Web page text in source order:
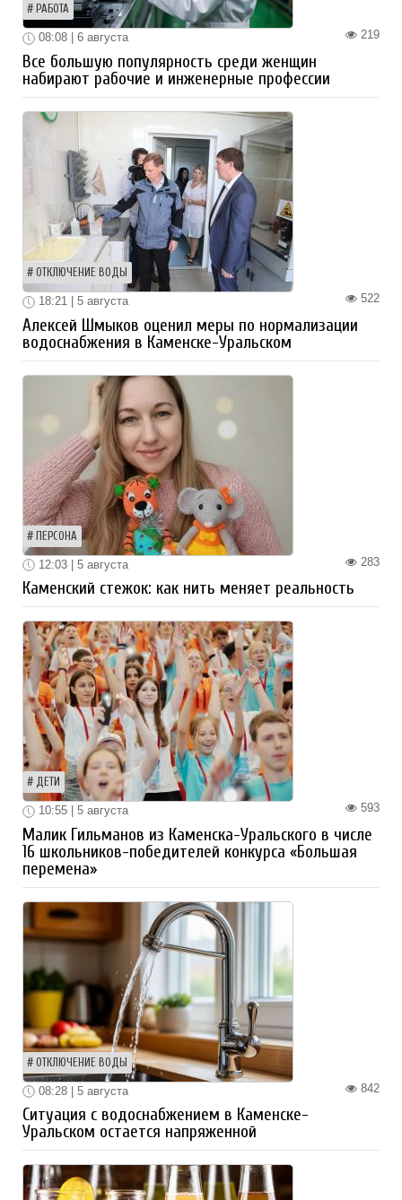
РАБОТА
219
08:08 | 6 августа
Все большую популярность среди женщин
набирают рабочие и инженерные профессии
ОТКЛЮЧЕНИЕ ВОДЫ
522
18:21 | 5 августа
Алексей Шмыков оценил меры по нормализации
водоснабжения в Каменске-Уральском
ПЕРСОНА
283
12:03 | 5 августа
Каменский стежок: как нить меняет реальность
ДЕТИ
593
10:55 | 5 августа
Малик Гильманов из Каменска-Уральского в числе
16 школьников-победителей конкурса «Большая
перемена»
ОТКЛЮЧЕНИЕ ВОДЫ
842
08:28 | 5 августа
Ситуация с водоснабжением в Каменске-
Уральском остается напряженной